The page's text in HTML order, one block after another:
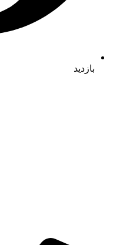
بازدید